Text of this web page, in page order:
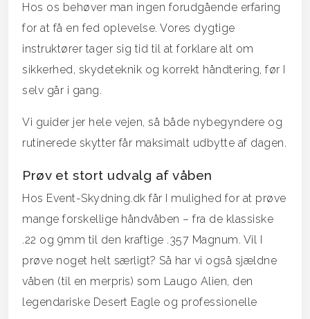
Hos os behøver man ingen forudgående erfaring
for at få en fed oplevelse. Vores dygtige
instruktører tager sig tid til at forklare alt om
sikkerhed, skydeteknik og korrekt håndtering, før I
selv går i gang.
Vi guider jer hele vejen, så både nybegyndere og
rutinerede skytter får maksimalt udbytte af dagen.
Prøv et stort udvalg af våben
Hos Event-Skydning.dk får I mulighed for at prøve
mange forskellige håndvåben – fra de klassiske
.22 og 9mm til den kraftige .357 Magnum. Vil I
prøve noget helt særligt? Så har vi også sjældne
våben (til en merpris) som Laugo Alien, den
legendariske Desert Eagle og professionelle